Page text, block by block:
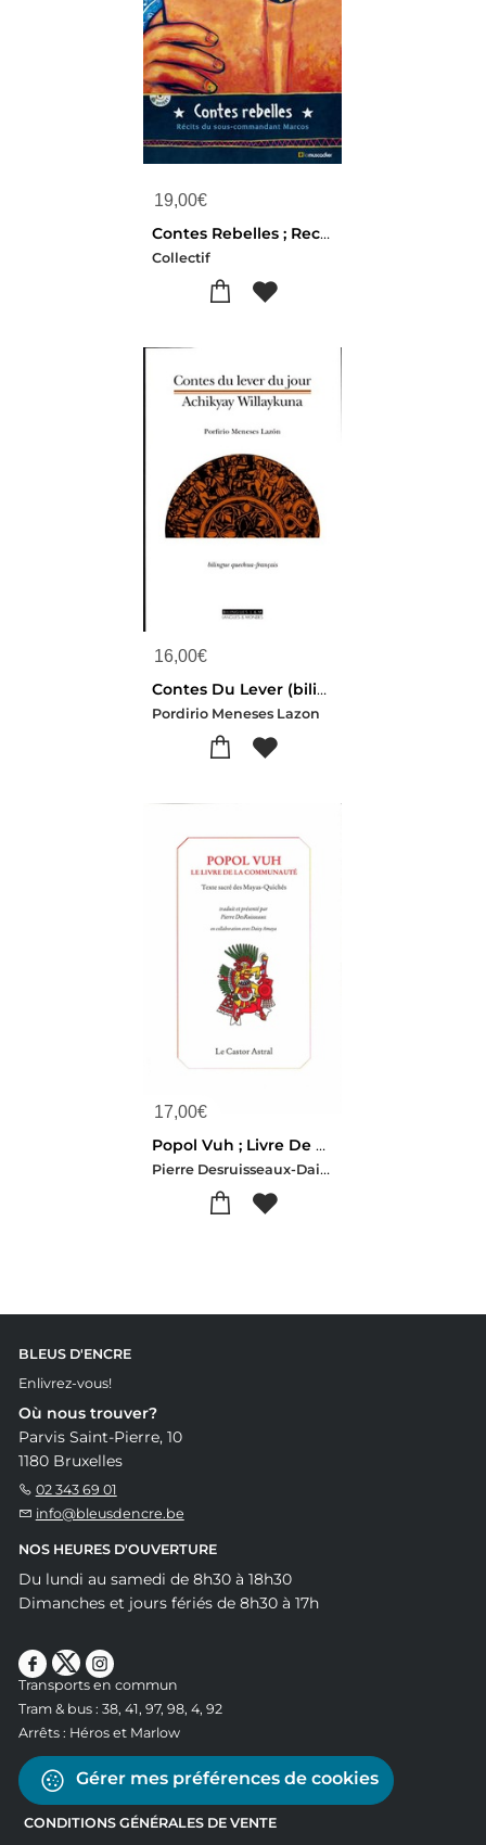
19,00€
Contes Rebelles ; Recits Du Sous-commandant Marcos
Collectif
16,00€
Contes Du Lever (bilingue Quechua-francais)
Pordirio Meneses Lazon
17,00€
Popol Vuh ; Livre De La Communaute ; Texte Sacre Des Mayas Quiches
Pierre Desruisseaux-Daisy Amaya
BLEUS D'ENCRE
Enlivrez-vous!
Où nous trouver?
Parvis Saint-Pierre, 10
1180 Bruxelles
02 343 69 01
info@bleusdencre.be
NOS HEURES D'OUVERTURE
Du lundi au samedi de 8h30 à 18h30
Dimanches et jours fériés de 8h30 à 17h
Transports en commun
Tram & bus : 38, 41, 97, 98, 4, 92
Arrêts : Héros et Marlow
Gérer mes préférences de cookies
CONDITIONS GÉNÉRALES DE VENTE